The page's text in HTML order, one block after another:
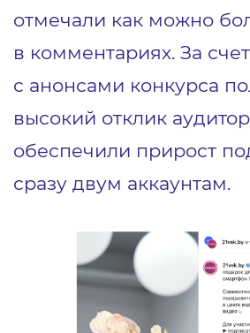
отмечали как можно
в комментариях. За
с анонсами конкурса
высокий отклик
обеспечили прирост
сразу двум аккаунтам.